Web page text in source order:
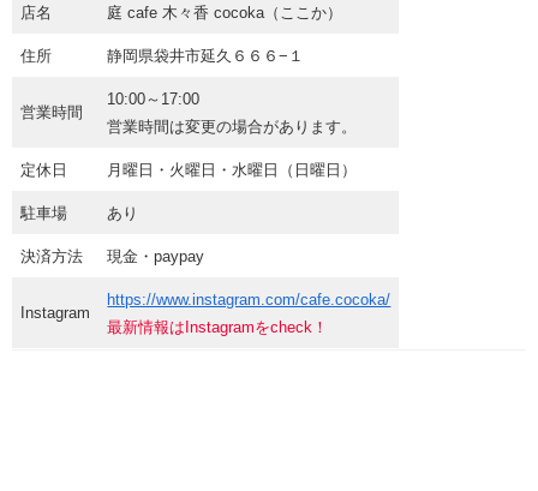
店名 庭 cafe 木々香 cocoka（ここか）
住所 静岡県袋井市延久６６６−１
営業時間
10:00～17:00
営業時間は変更の場合があります。
定休日 月曜日・火曜日・水曜日（日曜日）
駐車場 あり
決済方法 現金・paypay
Instagram
https://www.instagram.com/cafe.cocoka/
最新情報はInstagramをcheck！